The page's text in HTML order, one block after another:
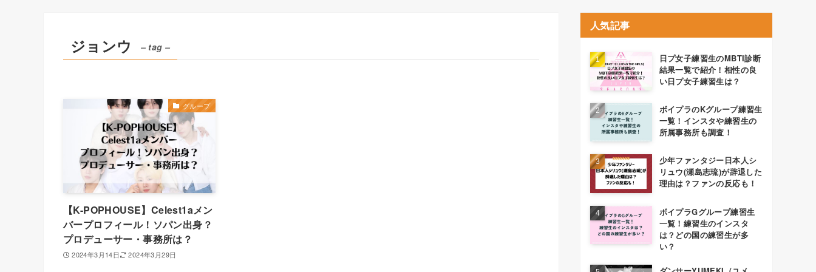
ジョンウ – tag –
グループ
【K-POPHOUSE】Celest1aメン
バープロフィール！ソパン出身？
プロデューサー・事務所は？
2024年3月14日 2024年3月29日
人気記事
日プ女子練習生のMBTI診断
結果一覧で紹介！相性の良
い日プ女子練習生は？
ボイプラのKグループ練習生
一覧！インスタや練習生の
所属事務所も調査！
少年ファンタジー日本人シ
リュウ(瀬島志琉)が辞退した
理由は？ファンの反応も！
ボイプラGグループ練習生
一覧！練習生のインスタ
は？どの国の練習生が多
い？